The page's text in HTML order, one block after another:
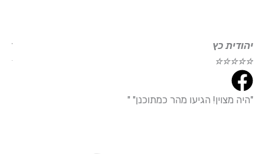
כץ
☆
☆
☆
מצוין! הגיעו מהר כמתוכנן" "
דוד
☆